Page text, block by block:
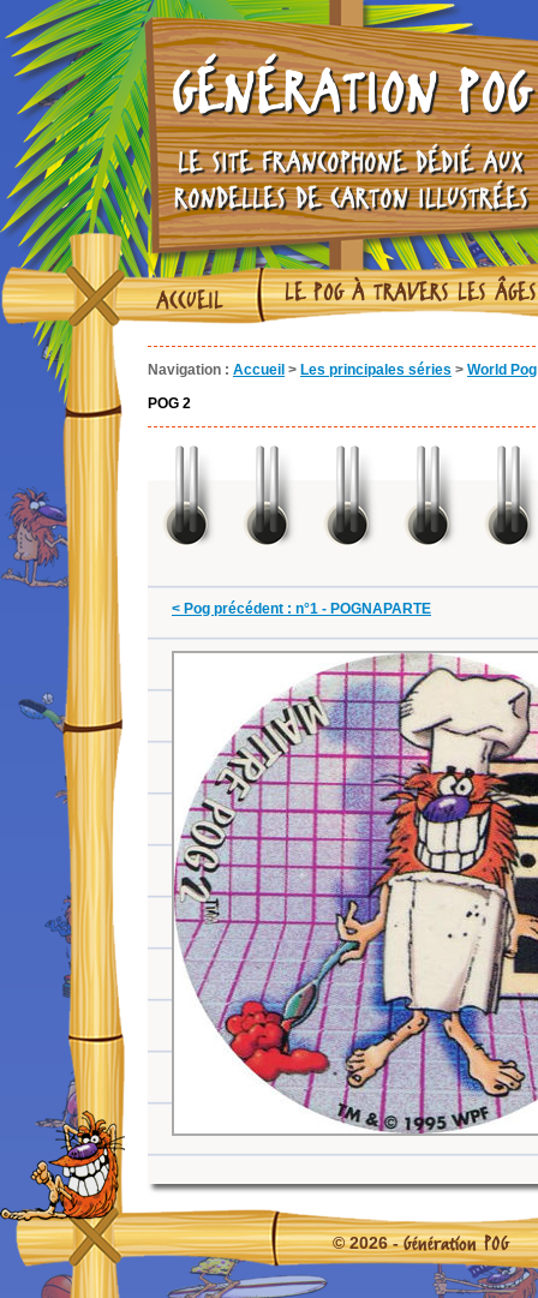
GÉNÉRATION POG
LE SITE FRANCOPHONE DÉDIÉ AUX
RONDELLES DE CARTON ILLUSTRÉES
ACCUEIL LE POG À TRAVERS LES ÂGES
Navigation : Accueil > Les principales séries > World
POG 2
< Pog précédent : n°1 - POGNAPARTE
© 2026 -Génération POG